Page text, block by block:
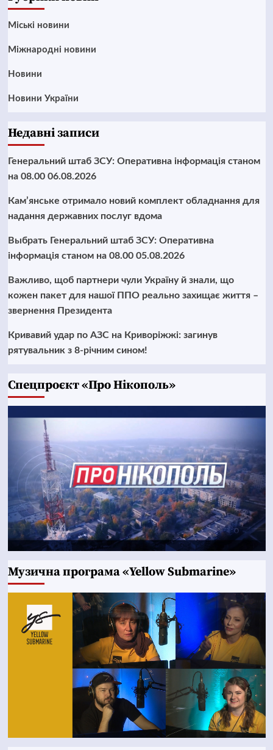
Mіські новини
Міжнародні новини
Новини
Новини України
Недавні записи
Генеральний штаб ЗСУ: Оперативна інформація станом
на 08.00 06.08.2026
Кам’янське отримало новий комплект обладнання для
надання державних послуг вдома
Выбрать Генеральний штаб ЗСУ: Оперативна
інформація станом на 08.00 05.08.2026
Важливо, щоб партнери чули Україну й знали, що
кожен пакет для нашої ППО реально захищає життя –
звернення Президента
Кривавий удар по АЗС на Криворіжжі: загинув
рятувальник з 8-річним сином!
Cпецпроєкт «Про Нікополь»
Музична програма «Yellow Submarine»